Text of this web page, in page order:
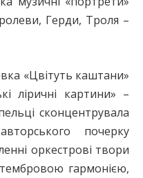
Герди, Троля –
«Цвітуть каштани»
ліричні картини» –
сконцентрувала
почерку
оркестрові твори
гармонією,